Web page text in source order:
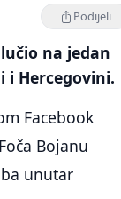
Podijeli
na jedan
i Hercegovini.
Facebook
Bojanu
unutar